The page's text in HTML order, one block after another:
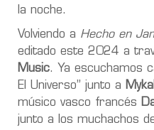
la noche.
Volviendo a Hecho en
editado este 2024 a
Music. Ya escuchamos
El Universo” junto a
músico vasco francés
junto a los muchachos